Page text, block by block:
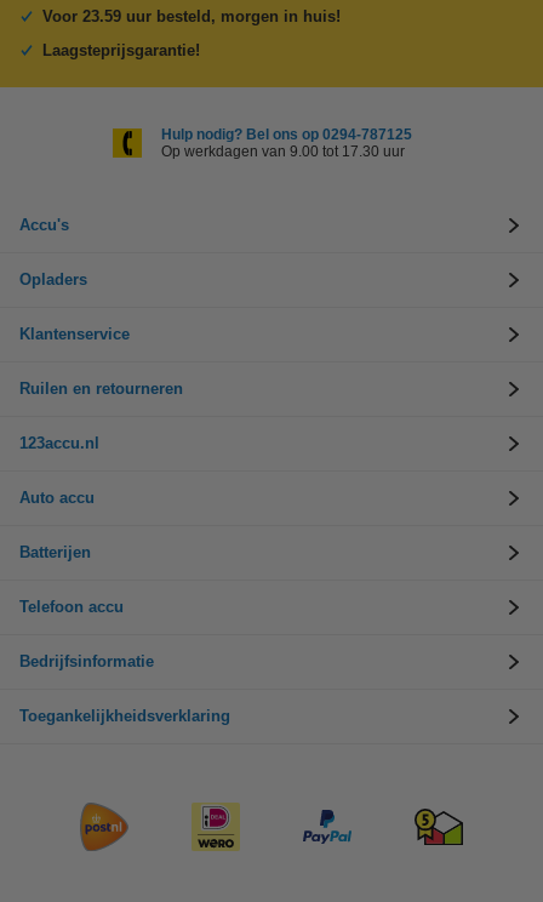
Voor 23.59 uur besteld, morgen in huis!
Laagsteprijsgarantie!
Hulp nodig? Bel ons op 0294-787125
Op werkdagen van 9.00 tot 17.30 uur
Accu's
Opladers
Klantenservice
Ruilen en retourneren
123accu.nl
Auto accu
Batterijen
Telefoon accu
Bedrijfsinformatie
Toegankelijkheidsverklaring